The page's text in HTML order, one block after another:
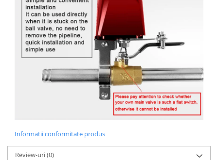
Informatii conformitate produs
Review-uri(0)